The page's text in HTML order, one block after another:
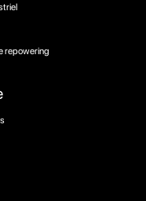
repowering